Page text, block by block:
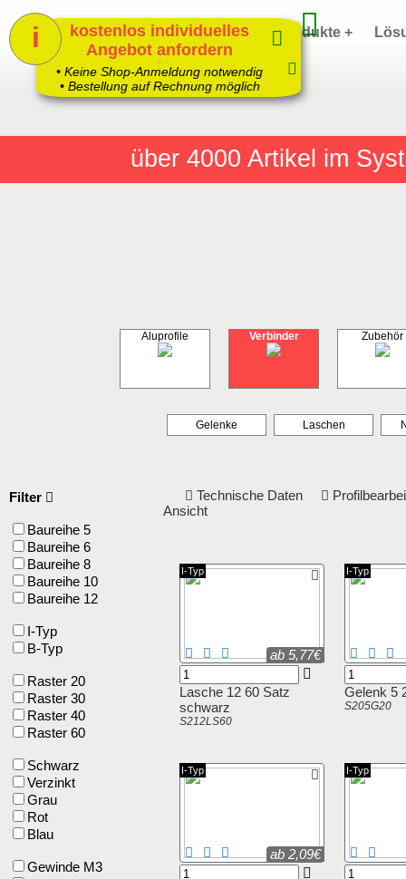
über 4000 Artikel im
Home Produkte +
Aluprofile Verbinder Zubehör
Gelenke Laschen
Technische Daten
Ansicht
Lasche 12 60 Satz
schwarz
S212LS60
ab 5,77€
I-Typ
Gelenk 5
S205G20
I-Typ
ab 2,09€
I-Typ I-Typ
Filter
Baureihe 5
Baureihe 6
Baureihe 8
Baureihe 10
Baureihe 12
I-Typ
B-Typ
Raster 20
Raster 30
Raster 40
Raster 60
Schwarz
Verzinkt
Grau
Rot
Blau
Gewinde M3
kostenlos individuelles
Angebot anfordern
1
• Keine Shop-Anmeldung notwendig
• Bestellung auf Rechnung möglich
i